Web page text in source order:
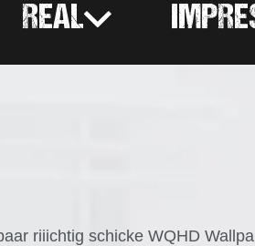
REAL
riiichtig schicke WQHD